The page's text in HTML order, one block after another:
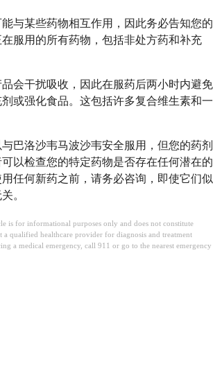
与某些药物相互作用，因此务必告知您的
服用的所有药物，包括非处方药和补充
会干扰吸收，因此在服药后两小时内避免
或强化食品。这包括许多复合维生素和一
巴洛沙韦马波沙韦安全服用，但您的药剂
以检查您的特定药物是否存在任何潜在的
任何新药之前，请务必咨询，即使它们似
。
is for informational purposes only and does not constitute
a qualified healthcare provider for diagnosis and treatment
a medical emergency, call 911 or go to the nearest emergency